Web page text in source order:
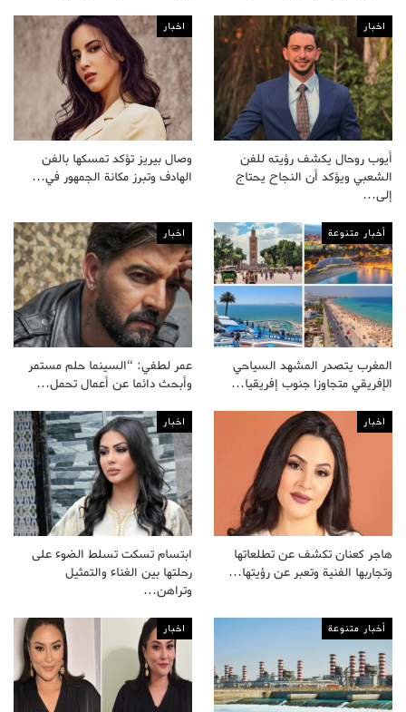
اخبار
أيوب روحال يكشف رؤيته للفن
الشعبي ويؤكد أن النجاح يحتاج
إلى…
اخبار
وصال بيريز تؤكد تمسكها بالفن
الهادف وتبرز مكانة الجمهور في…
أخبار متنوعة
المغرب يتصدر المشهد السياحي
الإفريقي متجاوزا جنوب إفريقيا…
اخبار
عمر لطفي: “السينما حلم مستمر
وأبحث دائما عن أعمال تحمل…
اخبار
هاجر كعنان تكشف عن تطلعاتها
وتجاربها الفنية وتعبر عن رؤيتها…
اخبار
ابتسام تسكت تسلط الضوء على
رحلتها بين الغناء والتمثيل
وتراهن…
أخبار متنوعة اخبار